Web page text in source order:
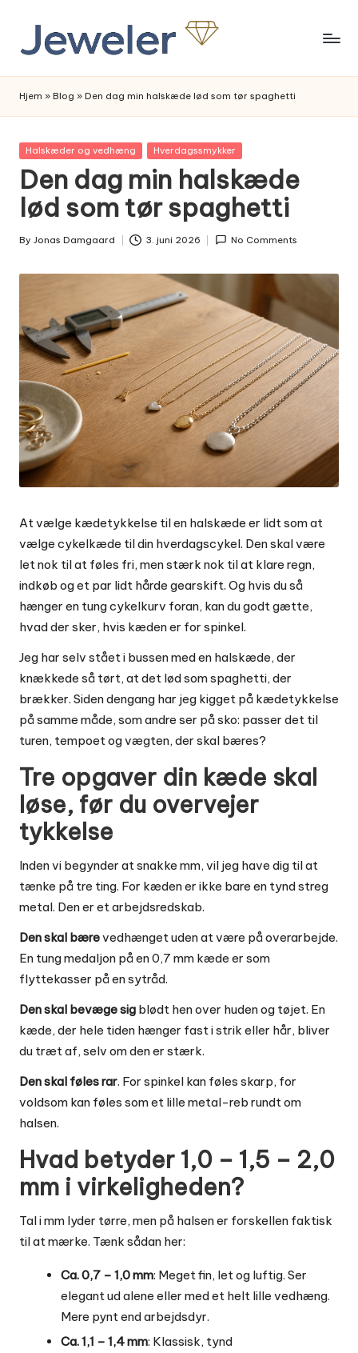
content
Hjem » Blog » Den dag min halskæde lød som tør spaghetti
Posted
Halskæder og vedhæng Hverdagssmykker
Den dag min halskæde
lød som tør spaghetti
Posted
By Jonas Damgaard 3. juni 2026 No Comments
At vælge kædetykkelse til en halskæde er lidt som at
vælge cykelkæde til din hverdagscykel. Den skal være
let nok til at føles fri, men stærk nok til at klare regn,
indkøb og et par lidt hårde gearskift. Og hvis du så
hænger en tung cykelkurv foran, kan du godt gætte,
hvad der sker, hvis kæden er for spinkel.
Jeg har selv stået i bussen med en halskæde, der
knækkede så tørt, at det lød som spaghetti, der
brækker. Siden dengang har jeg kigget på kædetykkelse
på samme måde, som andre ser på sko: passer det til
turen, tempoet og vægten, der skal bæres?
Tre opgaver din kæde skal
løse, før du overvejer
tykkelse
Inden vi begynder at snakke mm, vil jeg have dig til at
tænke på tre ting. For kæden er ikke bare en tynd streg
metal. Den er et arbejdsredskab.
Den skal bærevedhænget uden at være på overarbejde.
En tung medaljon på en 0,7 mm kæde er som
flyttekasser på en sytråd.
Den skal bevæge sig blødt hen over huden og tøjet. En
kæde, der hele tiden hænger fast i strik eller hår, bliver
du træt af, selv om den er stærk.
Den skal føles rar. For spinkel kan føles skarp, for
voldsom kan føles som et lille metal-reb rundt om
halsen.
Hvad betyder 1,0 – 1,5 – 2,0
mm i virkeligheden?
Tal i mm lyder tørre, men på halsen er forskellen faktisk
til at mærke. Tænk sådan her:
Ca. 0,7 – 1,0 mm: Meget fin, let og luftig. Ser
elegant ud alene eller med et helt lille vedhæng.
Mere pynt end arbejdsdyr.
Ca. 1,1 – 1,4 mm: Klassisk, tynd